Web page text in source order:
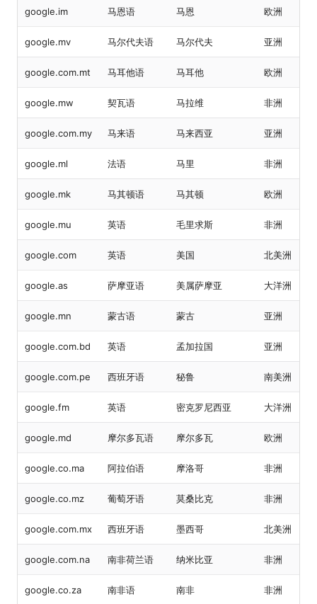
google.im 马恩语 马恩 欧洲
google.mv 马尔代夫语 马尔代夫 亚洲
google.com.mt 马耳他语 马耳他 欧洲
google.mw 契瓦语 马拉维 非洲
google.com.my 马来语 马来西亚 亚洲
google.ml 法语 马里 非洲
google.mk 马其顿语 马其顿 欧洲
google.mu 英语 毛里求斯 非洲
google.com 英语 美国 北美洲
google.as 萨摩亚语 美属萨摩亚 大洋洲
google.mn 蒙古语 蒙古 亚洲
google.com.bd 英语 孟加拉国 亚洲
google.com.pe 西班牙语 秘鲁 南美洲
google.fm 英语 密克罗尼西亚 大洋洲
google.md 摩尔多瓦语 摩尔多瓦 欧洲
google.co.ma 阿拉伯语 摩洛哥 非洲
google.co.mz 葡萄牙语 莫桑比克 非洲
google.com.mx 西班牙语 墨西哥 北美洲
google.com.na 南非荷兰语 纳米比亚 非洲
google.co.za 南非语 南非 非洲